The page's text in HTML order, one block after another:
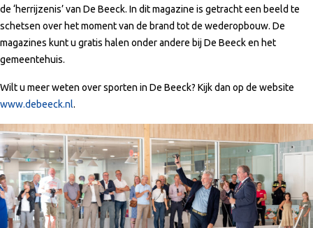
de ‘herrijzenis’ van De Beeck. In dit magazine is getracht een beeld te
schetsen over het moment van de brand tot de wederopbouw. De
magazines kunt u gratis halen onder andere bij De Beeck en het
gemeentehuis.
Wilt u meer weten over sporten in De Beeck? Kijk dan op de website
www.debeeck.nl.